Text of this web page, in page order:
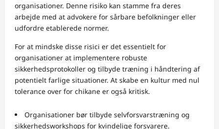
organisationer. Denne risiko kan stamme fra deres
arbejde med at advokere for sårbare befolkninger eller
udfordre etablerede normer.
For at mindske disse risici er det essentielt for
organisationer at implementere robuste
sikkerhedsprotokoller og tilbyde træning i håndtering af
potentielt farlige situationer. At skabe en kultur med nul
tolerance over for chikane er også kritisk.
Organisationer bør tilbyde selvforsvarstræning og
sikkerhedsworkshops for kvindelige forsvarere.